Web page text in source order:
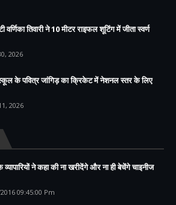
वर्णिका तिवारी ने 10 मीटर राइफल शूटिंग में जीता स्वर्ण
2026
के पवित्र जांगिड़ का क्रिकेट में नेशनल स्तर के लिए
2026
ने कहा की ना खरीदेंगे और ना ही बेचेंगे चाइनीज
09:45:00 Pm